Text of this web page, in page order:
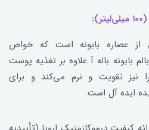
از عصاره بابونه است که خواص
بابونه باله آ علاوه بر تغذیه پوست
نیز تقویت و نرم می‌کند و برای
ایده آل است.